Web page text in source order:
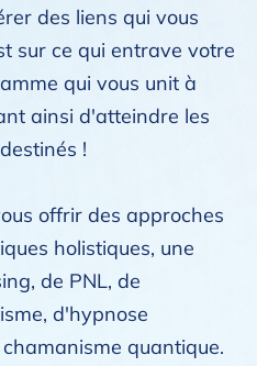
des liens qui vous
sur ce qui entrave votre
qui vous unit à
ainsi d'atteindre les
!
offrir des approches
holistiques, une
de PNL, de
d'hypnose
quantique.